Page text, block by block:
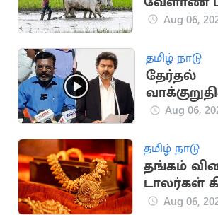
தாக்கல்:
Aug 06,
தமிழ் நாடு
தேர்தல்
தவெக
Aug 06,
தமிழ் நாடு
தங்கம்
டாலர்கள்
உயர்வு
Aug 06,